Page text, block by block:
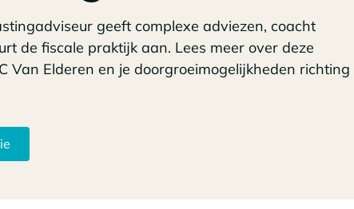
geeft complexe adviezen, coacht
de fiscale praktijk aan. Lees meer over deze
Van Elderen en je doorgroeimogelijkheden richting